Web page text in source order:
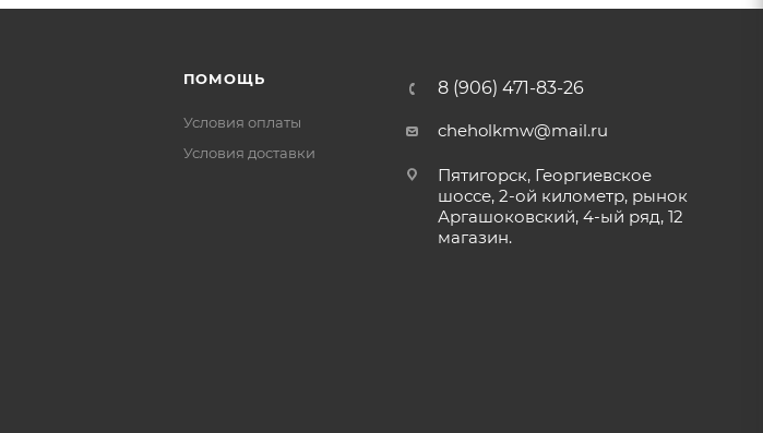
ПОМОЩЬ
Условия оплаты
Условия доставки
8 (906) 471-83-26
cheholkmw@mail.ru
Пятигорск, Георгиевское
шоссе, 2-ой километр, рынок
Аргашоковский, 4-ый ряд, 12
магазин.